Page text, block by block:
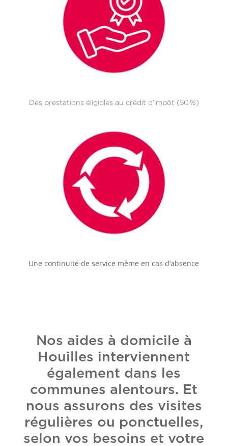
Des prestations éligibles au crédit d’impôt (50 %)
Une continuité de service même en cas d’absence
Nos aides à domicile à
Houilles interviennent
également dans les
communes alentours. Et
nous assurons des visites
régulières ou ponctuelles,
selon vos besoins et votre